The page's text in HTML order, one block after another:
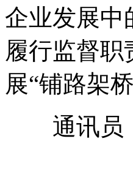
企业发展中
履行监督
展“铺路架
通讯员